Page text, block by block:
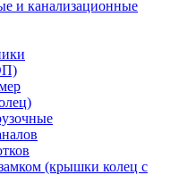
и канализационные
(крышки колец с